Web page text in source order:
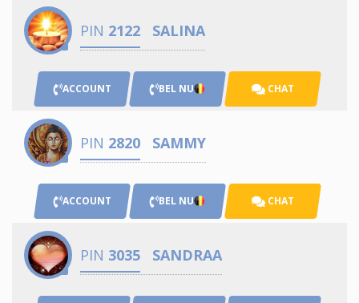
PIN 2122 SALINA
ACCOUNT BEL NU CHAT
PIN 2820 SAMMY
ACCOUNT BEL NU CHAT
PIN 3035 SANDRAA